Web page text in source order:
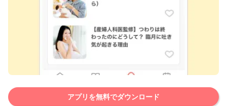
アプリを無料でダウンロード